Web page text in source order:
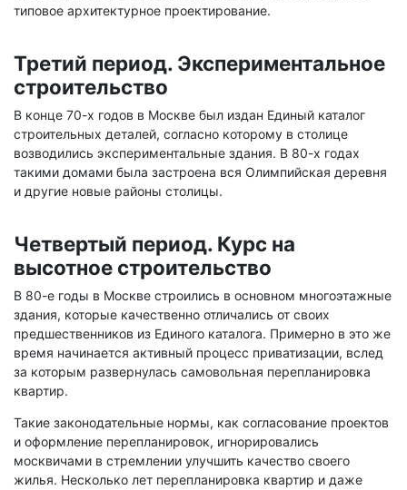
типовое архитектурное проектирование.
Третий период. Экспериментальное
строительство
В конце 70-х годов в Москве был издан Единый каталог
строительных деталей, согласно которому в столице
возводились экспериментальные здания. В 80-х годах
такими домами была застроена вся Олимпийская деревня
и другие новые районы столицы.
Четвертый период. Курс на
высотное строительство
В 80-е годы в Москве строились в основном многоэтажные
здания, которые качественно отличались от своих
предшественников из Единого каталога. Примерно в это же
время начинается активный процесс приватизации, вслед
за которым развернулась самовольная перепланировка
квартир.
Такие законодательные нормы, как согласование проектов
и оформление перепланировок, игнорировались
москвичами в стремлении улучшить качество своего
жилья. Несколько лет перепланировка квартир и даже